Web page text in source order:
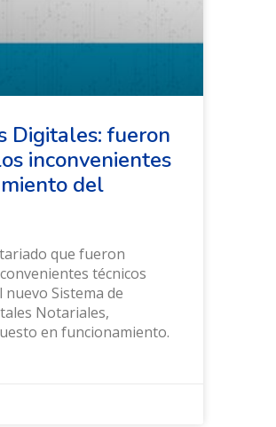
Digitales: fueron
inconvenientes
del
que fueron
técnicos
Sistema de
Notariales,
en funcionamiento.